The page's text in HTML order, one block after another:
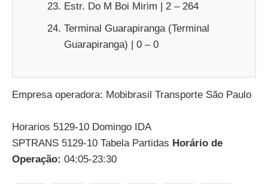
Estr. Do M Boi Mirim | 2 – 264
Terminal Guarapiranga (Terminal
Guarapiranga) | 0 – 0
Empresa operadora: Mobibrasil Transporte São Paulo
Horarios 5129-10 Domingo IDA
SPTRANS 5129-10 Tabela Partidas Horário de
Operação: 04:05-23:30